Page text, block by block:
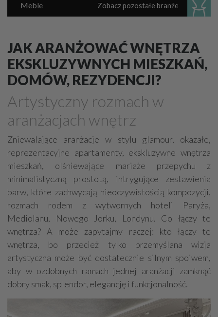
Zobacz pozostałe branże
Meble
Parkiet, panele, listwy
Sanitarne akcesoria, urządzenia
Marmur, granit, kamień naturalny
Meble - okucia, akcesoria
Plisy, rolety, żaluzje
Kominki
Schody, akcesoria
Stolarka otworowa - okucia, akcesoria
Poręcze, balustrady, barierki
Płytki, glazura, terakota
Dywany, wykładziny
Sztukateria
Mozaiki i dekoracje szklane
JAK ARANŻOWAĆ WNĘTRZA
EKSKLUZYWNYCH MIESZKAŃ,
DOMÓW, REZYDENCJI?
Artystyczny rozmach w
aranżacjach wnętrz
Zniewalające aranżacje w stylu glamour, okazałe,
reprezentacyjne apartamenty, ekskluzywne wnętrza
mieszkań, olśniewające mariaże przepychu z
minimalistyczną prostotą, intrygujące zestawienia
barw, które zachwycają nieoczywistością kompozycji,
rozmach rodem z wytwornych hoteli Paryża,
Mediolanu, Nowego Jorku, Londynu. Co łączy te
wnętrza? A może zapytajmy raczej: kto łączy te
wnętrza, bo przecież tylko przemyślana wizja
artystyczna może być dostatecznie silnym spoiwem,
aby w ozdobnych ramach jednej aranżacji zamknąć
dobry smak, splendor, elegancję i funkcjonalność.